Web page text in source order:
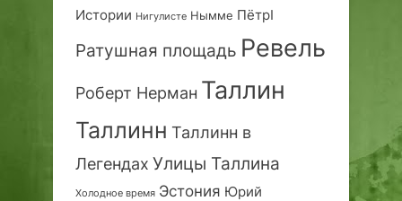
Истории Нигулисте Нымме ПётрI
Ратушная площадь Ревель
Роберт Нерман Таллин
Таллинн Таллинн в
Легендах Улицы Таллина
Холодное время Эстония Юрий